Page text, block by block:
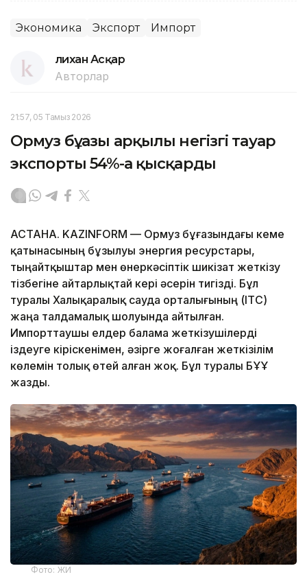
Экономика Экспорт Импорт
Әлихан Асқар
Авторлар
21:57, 05 Тамыз 2026
Ормуз бұғазы арқылы негізгі тауар
экспорты 54%-ға қысқарды
АСТАНА. KAZINFORM — Ормуз бұғазындағы кеме
қатынасының бұзылуы энергия ресурстары,
тыңайтқыштар мен өнеркәсіптік шикізат жеткізу
тізбегіне айтарлықтай кері әсерін тигізді. Бұл
туралы Халықаралық сауда орталығының (ITC)
жаңа талдамалық шолуында айтылған.
Импорттаушы елдер балама жеткізушілерді
іздеуге кіріскенімен, әзірге жоғалған жеткізілім
көлемін толық өтей алған жоқ. Бұл туралы БҰҰ
жазды.
Фото: ЖИ